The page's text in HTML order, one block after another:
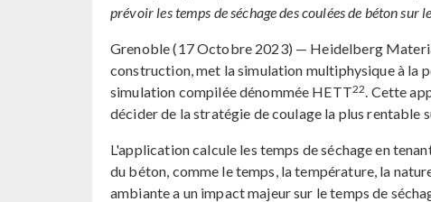
prévoir les temps de séchage des coulées de béton sur
Grenoble (17 Octobre 2023) — Heidelberg
construction, met la simulation multiphysique à la
simulation compilée dénommée HETT22. Cette
décider de la stratégie de coulage la plus rentable
L'application calcule les temps de séchage en
du béton, comme le temps, la température, la
ambiante a un impact majeur sur le temps de